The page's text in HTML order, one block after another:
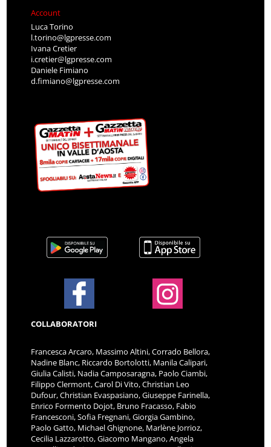
Account
Luca Torino
l.torino@lgpresse.com
Ivana Cretier
i.cretier@lgpresse.com
Daniele Fimiano
d.fimiano@lgpresse.com
COLLABORATORI
Francesca Arcaro, Massimo Altini, Corrado Bellora,
Nadine Blanc, Riccardo Bortolotti, Manila Calipari,
Giulia Calisti, Nadia Camposaragna, Paolo Ciambi,
Filippo Clermont, Carol Di Vito, Christian Leo
Dufour, Christian Evaspasiano, Giuseppe Farinella,
Enrico Formento Dojot, Bruno Fracasso, Fabio
Francesconi, Sofia Fregnani, Giorgia Gambino,
Paolo Gatto, Michael Ghignone, Marlène Jorrioz,
Cecilia Lazzarotto, Giacomo Mangano, Angela